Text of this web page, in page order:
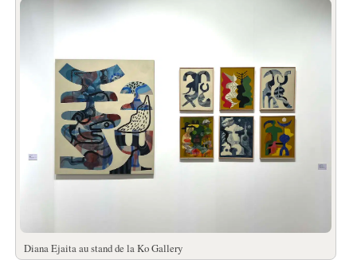
Diana Ejaita au stand de la Ko Gallery